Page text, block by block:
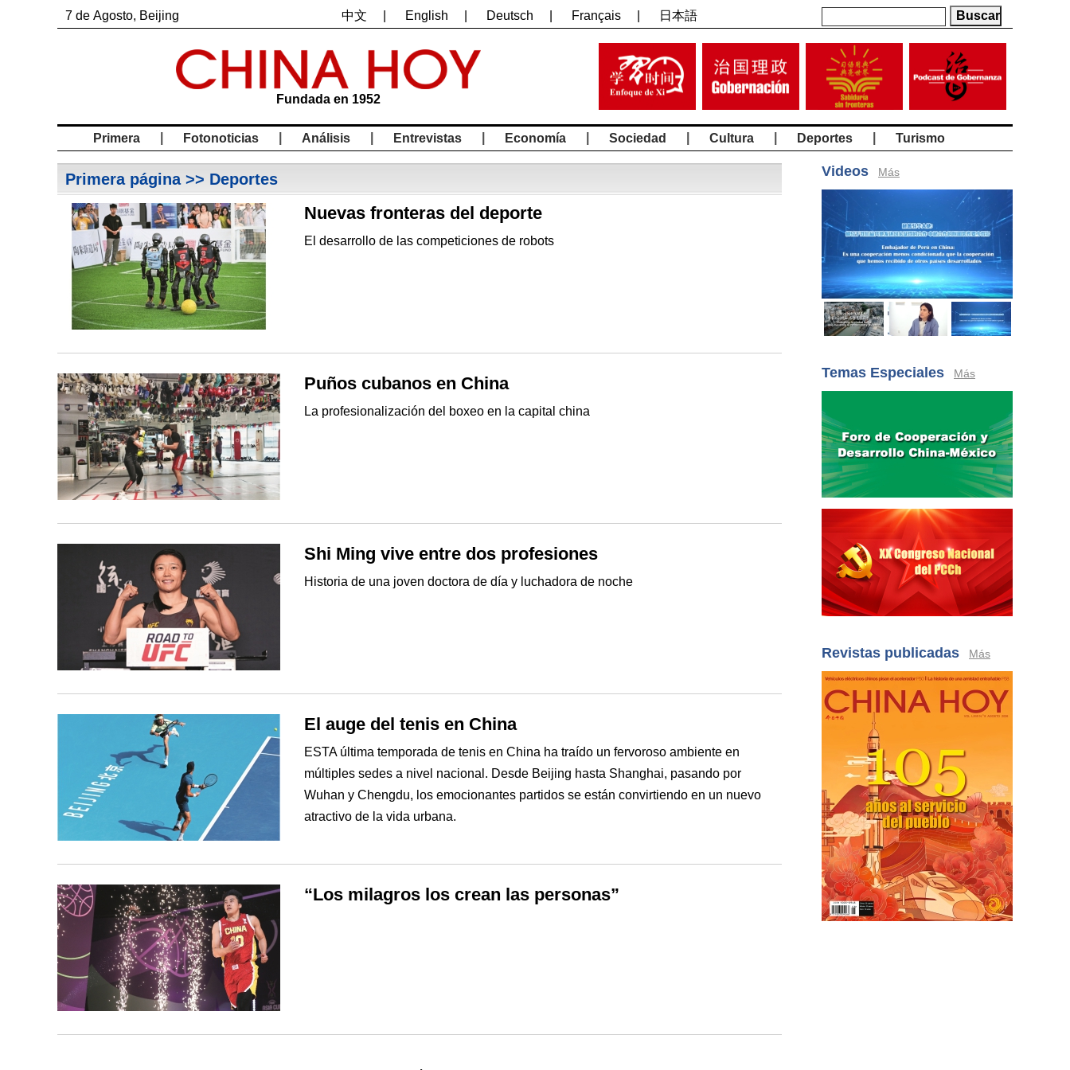
7 de Agosto, Beijing 中文 English Deutsch Français| 日本語
Fundada en 1952
Primera Fotonoticias Análisis Entrevistas Economía Sociedad Cultura Deportes Turismo
Primera página>> Deportes
Nuevas fronteras del deporte
El desarrollo de las competiciones de robots
Puños cubanos en China
La profesionalización del boxeo en la capital china
Shi Ming vive entre dos profesiones
Historia de una joven doctora de día y luchadora de noche
El auge del tenis en China
ESTA última temporada de tenis en China ha traído un fervoroso ambiente en
múltiples sedes a nivel nacional. Desde Beijing hasta Shanghai, pasando por
Wuhan y Chengdu, los emocionantes partidos se están convirtiendo en un nuevo
atractivo de la vida urbana.
“Los milagros los crean las personas”
Videos Más
Temas Especiales Más
Revistas publicadas Más